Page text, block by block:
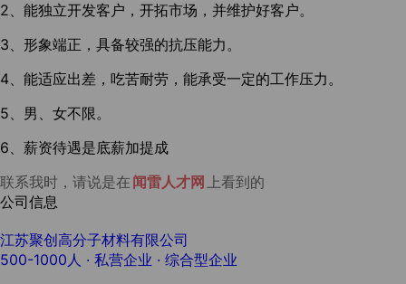
2、能独立开发客户，开拓市场，并维护好客户。
3、形象端正，具备较强的抗压能力。
4、能适应出差，吃苦耐劳，能承受一定的工作压力。
5、男、女不限。
6、薪资待遇是底薪加提成
联系我时，请说是在 闻雷人才网 上看到的
公司信息
江苏聚创高分子材料有限公司
500-1000人 · 私营企业 · 综合型企业